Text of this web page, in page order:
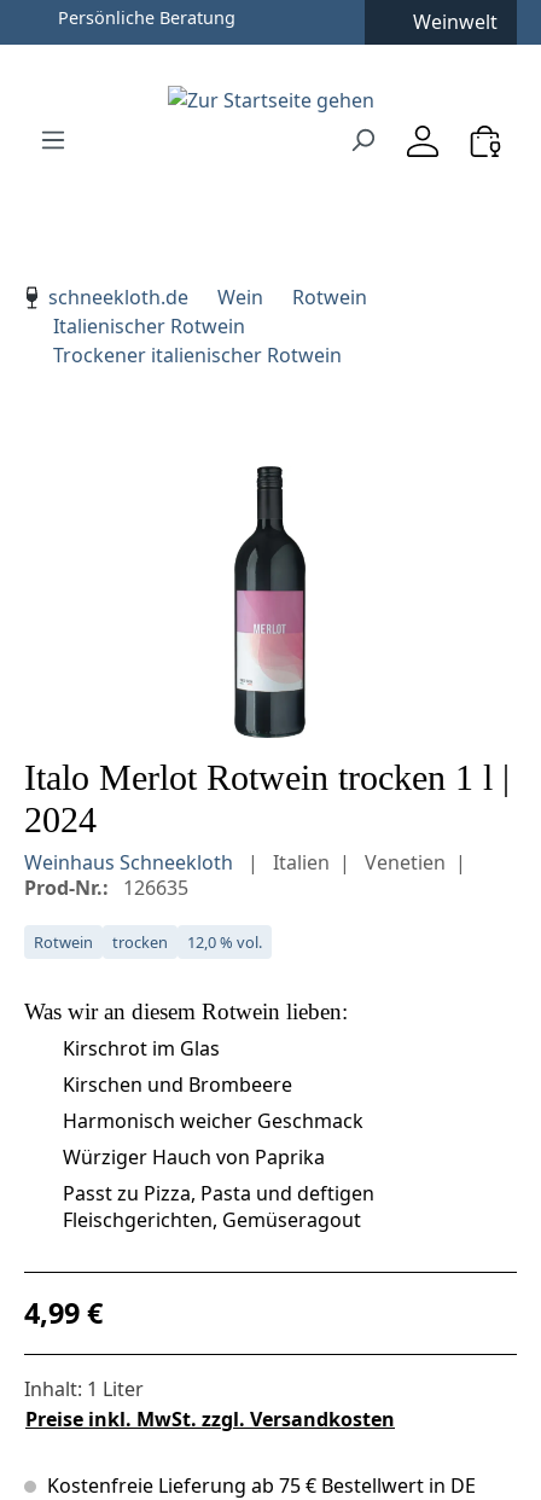
Zum Hauptinhalt springen
Zur Hauptnavigation springen
Persönliche Beratung Weinwelt
schneekloth.de
Wein
Rotwein
Italienischer Rotwein
Trockener italienischer Rotwein
Bildergalerie überspringen
Italo Merlot Rotwein trocken 1 l |
2024
Weinhaus Schneekloth Italien
Venetien
Prod-Nr.:
126635
Rotwein trocken 12,0 % vol.
Was wir an diesem Rotwein lieben:
Kirschrot im Glas
Kirschen und Brombeere
Harmonisch weicher Geschmack
Würziger Hauch von Paprika
Passt zu Pizza, Pasta und deftigen
Fleischgerichten, Gemüseragout
Regulärer Preis:
4,99 €
Inhalt: 1 Liter
Preise inkl. MwSt. zzgl. Versandkosten
Kostenfreie Lieferung ab 75 € Bestellwert in DE